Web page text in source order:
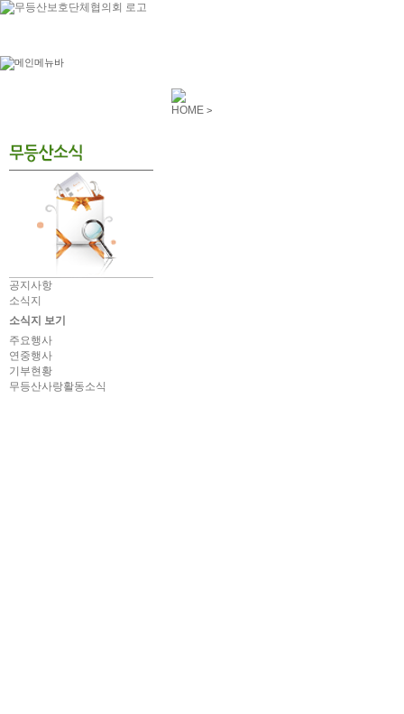
공지사항
소식지
소식지 보기
주요행사
연중행사
기부현황
무등산사랑활동소식
HOME >